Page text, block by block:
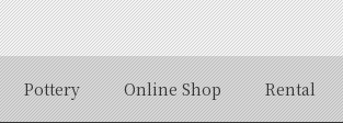
Pottery Online Shop Rental